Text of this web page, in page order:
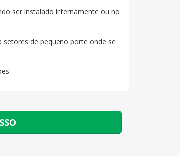
ser instalado internamente ou no
setores de pequeno porte onde se